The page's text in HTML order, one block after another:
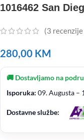
1016462 San
(3
280,00 KM
🚚 Dostavljamo na
Isporuka: 09. Augusta –
Dostavne službe: